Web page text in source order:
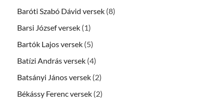
Baróti Szabó Dávid versek (8)
Barsi József versek (1)
Bartók Lajos versek (5)
Batízi András versek (4)
Batsányi János versek (2)
Békássy Ferenc versek (2)